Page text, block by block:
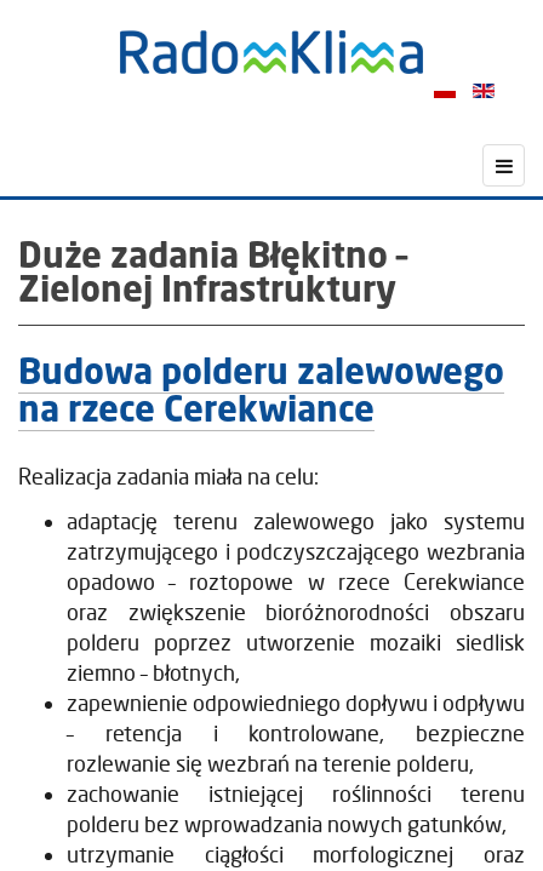
Duże zadania Błękitno –
Zielonej Infrastruktury
Budowa polderu zalewowego
na rzece Cerekwiance
Realizacja zadania miała na celu:
adaptację terenu zalewowego jako systemu
zatrzymującego i podczyszczającego wezbrania
opadowo – roztopowe w rzece Cerekwiance
oraz zwiększenie bioróżnorodności obszaru
polderu poprzez utworzenie mozaiki siedlisk
ziemno – błotnych,
zapewnienie odpowiedniego dopływu i odpływu
– retencja i kontrolowane, bezpieczne
rozlewanie się wezbrań na terenie polderu,
zachowanie istniejącej roślinności terenu
polderu bez wprowadzania nowych gatunków,
utrzymanie ciągłości morfologicznej oraz